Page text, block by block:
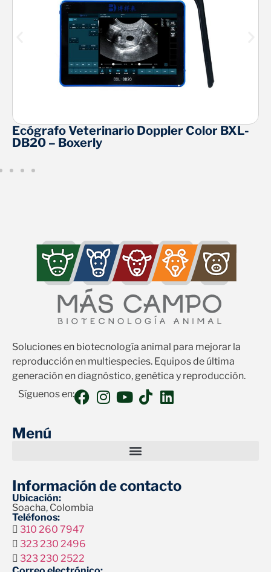
Ecógrafo Veterinario Doppler Color BXL-
DB20 – Boxerly
Soluciones en biotecnología animal para mejorar la
reproducción en multiespecies. Equipos de última
generación en diagnóstico, genética y reproducción.
Síguenos en:
Menú
Información de contacto
Ubicación:
Soacha, Colombia
Teléfonos:
310 260 7947
323 230 2496
323 230 2522